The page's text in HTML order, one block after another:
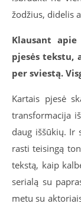
žodžius, didelis
Klausant
pjesės tekstu,
per sviestą.
Kartais pjesė
transformacija
daug iššūkių. Ir
rasti teisingą
tekstą, kaip
serialą su
metu su